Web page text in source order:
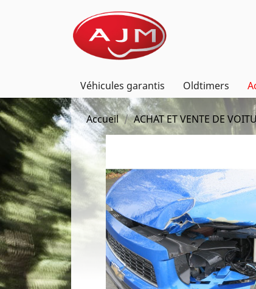
Véhicules garantis Oldtimers
Accueil ACHAT ET VENTE DE